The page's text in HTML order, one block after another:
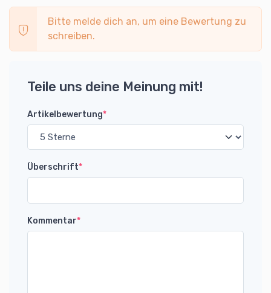
Bitte melde dich an, um eine Bewertung zu
schreiben.
Teile uns deine Meinung mit!
Artikelbewertung*
Überschrift*
Kommentar*